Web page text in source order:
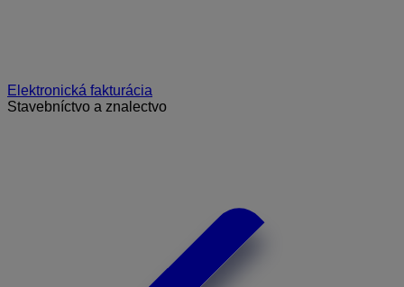
Elektronická fakturácia
Stavebníctvo a znalectvo